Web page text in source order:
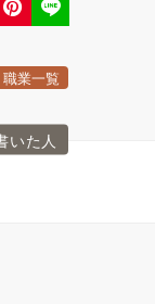
職業一覧
いた人